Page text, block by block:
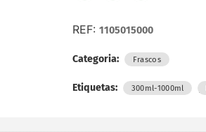
REF: 1105015000
Categoria: Frascos
Etiquetas: 300ml-1000ml